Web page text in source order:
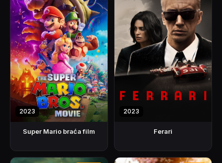
2023
Super Mario braća film
2023
Ferari